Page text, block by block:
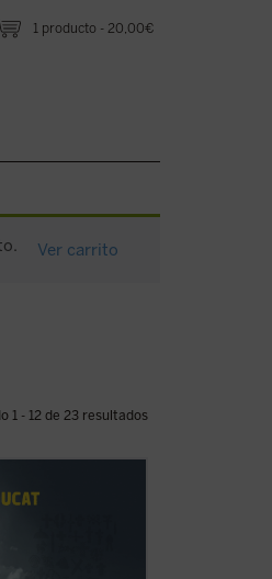
1 producto 20,00€
Ver carrito
1 - 12 de 23 resultados
Un método
para todo el que
una huella
joven. Una